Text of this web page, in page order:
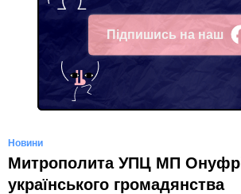
Підпишись на наш
Facebook
Новини
Митрополита УПЦ МП
українського громадянства